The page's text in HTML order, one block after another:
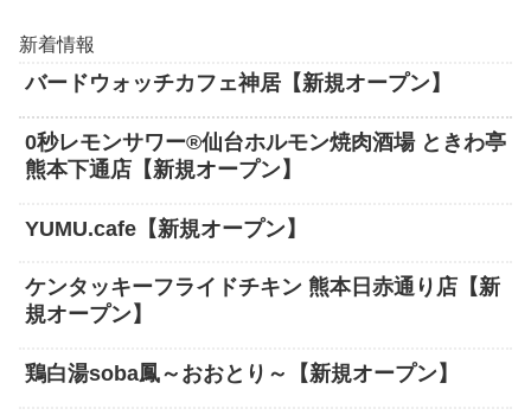
新着情報
バードウォッチカフェ神居【新規オープン】
0秒レモンサワー®仙台ホルモン焼肉酒場 ときわ亭
熊本下通店【新規オープン】
YUMU.cafe【新規オープン】
ケンタッキーフライドチキン 熊本日赤通り店【新
規オープン】
鶏白湯soba鳳～おおとり～【新規オープン】